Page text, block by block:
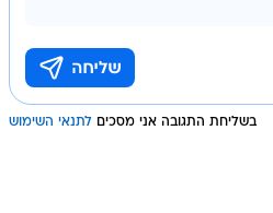
בשליחת התגובה אני מסכים לתנאי השימוש